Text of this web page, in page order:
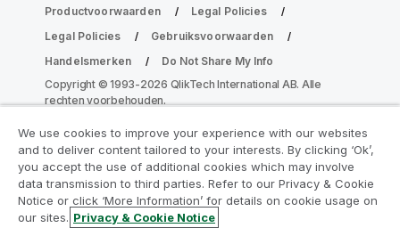
Productvoorwaarden
Legal Policies
Legal Policies
Gebruiksvoorwaarden
Handelsmerken
Do Not Share My Info
Copyright © 1993-2026 QlikTech International AB. Alle
rechten voorbehouden.
Neem deel aan het Analytics
Modernization Program
Moderniseer zonder uw waardevolle QlikView-apps op
We use cookies to improve your experience with our websites
and to deliver content tailored to your interests. By clicking ‘Ok’,
you accept the use of additional cookies which may involve
data transmission to third parties. Refer to our Privacy & Cookie
Notice or click ‘More Information’ for details on cookie usage on
our sites. Privacy & Cookie Notice